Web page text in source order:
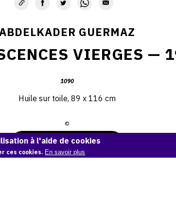
GUERMAZ
VIERGES —
1090
Huile sur toile, 89 x 116 cm
©
Demande d'information
à l'aide de cookies
ces cookies. En savoir plus